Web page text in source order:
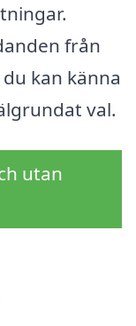
från
kan känna
val.
utan